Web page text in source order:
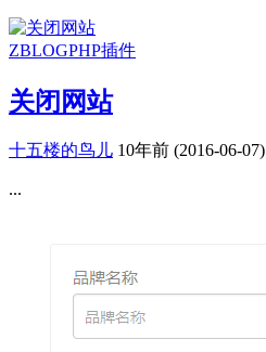
ZBLOGPHP插件
关闭网站
十五楼的鸟儿 10年前 (2016-06-07)
...